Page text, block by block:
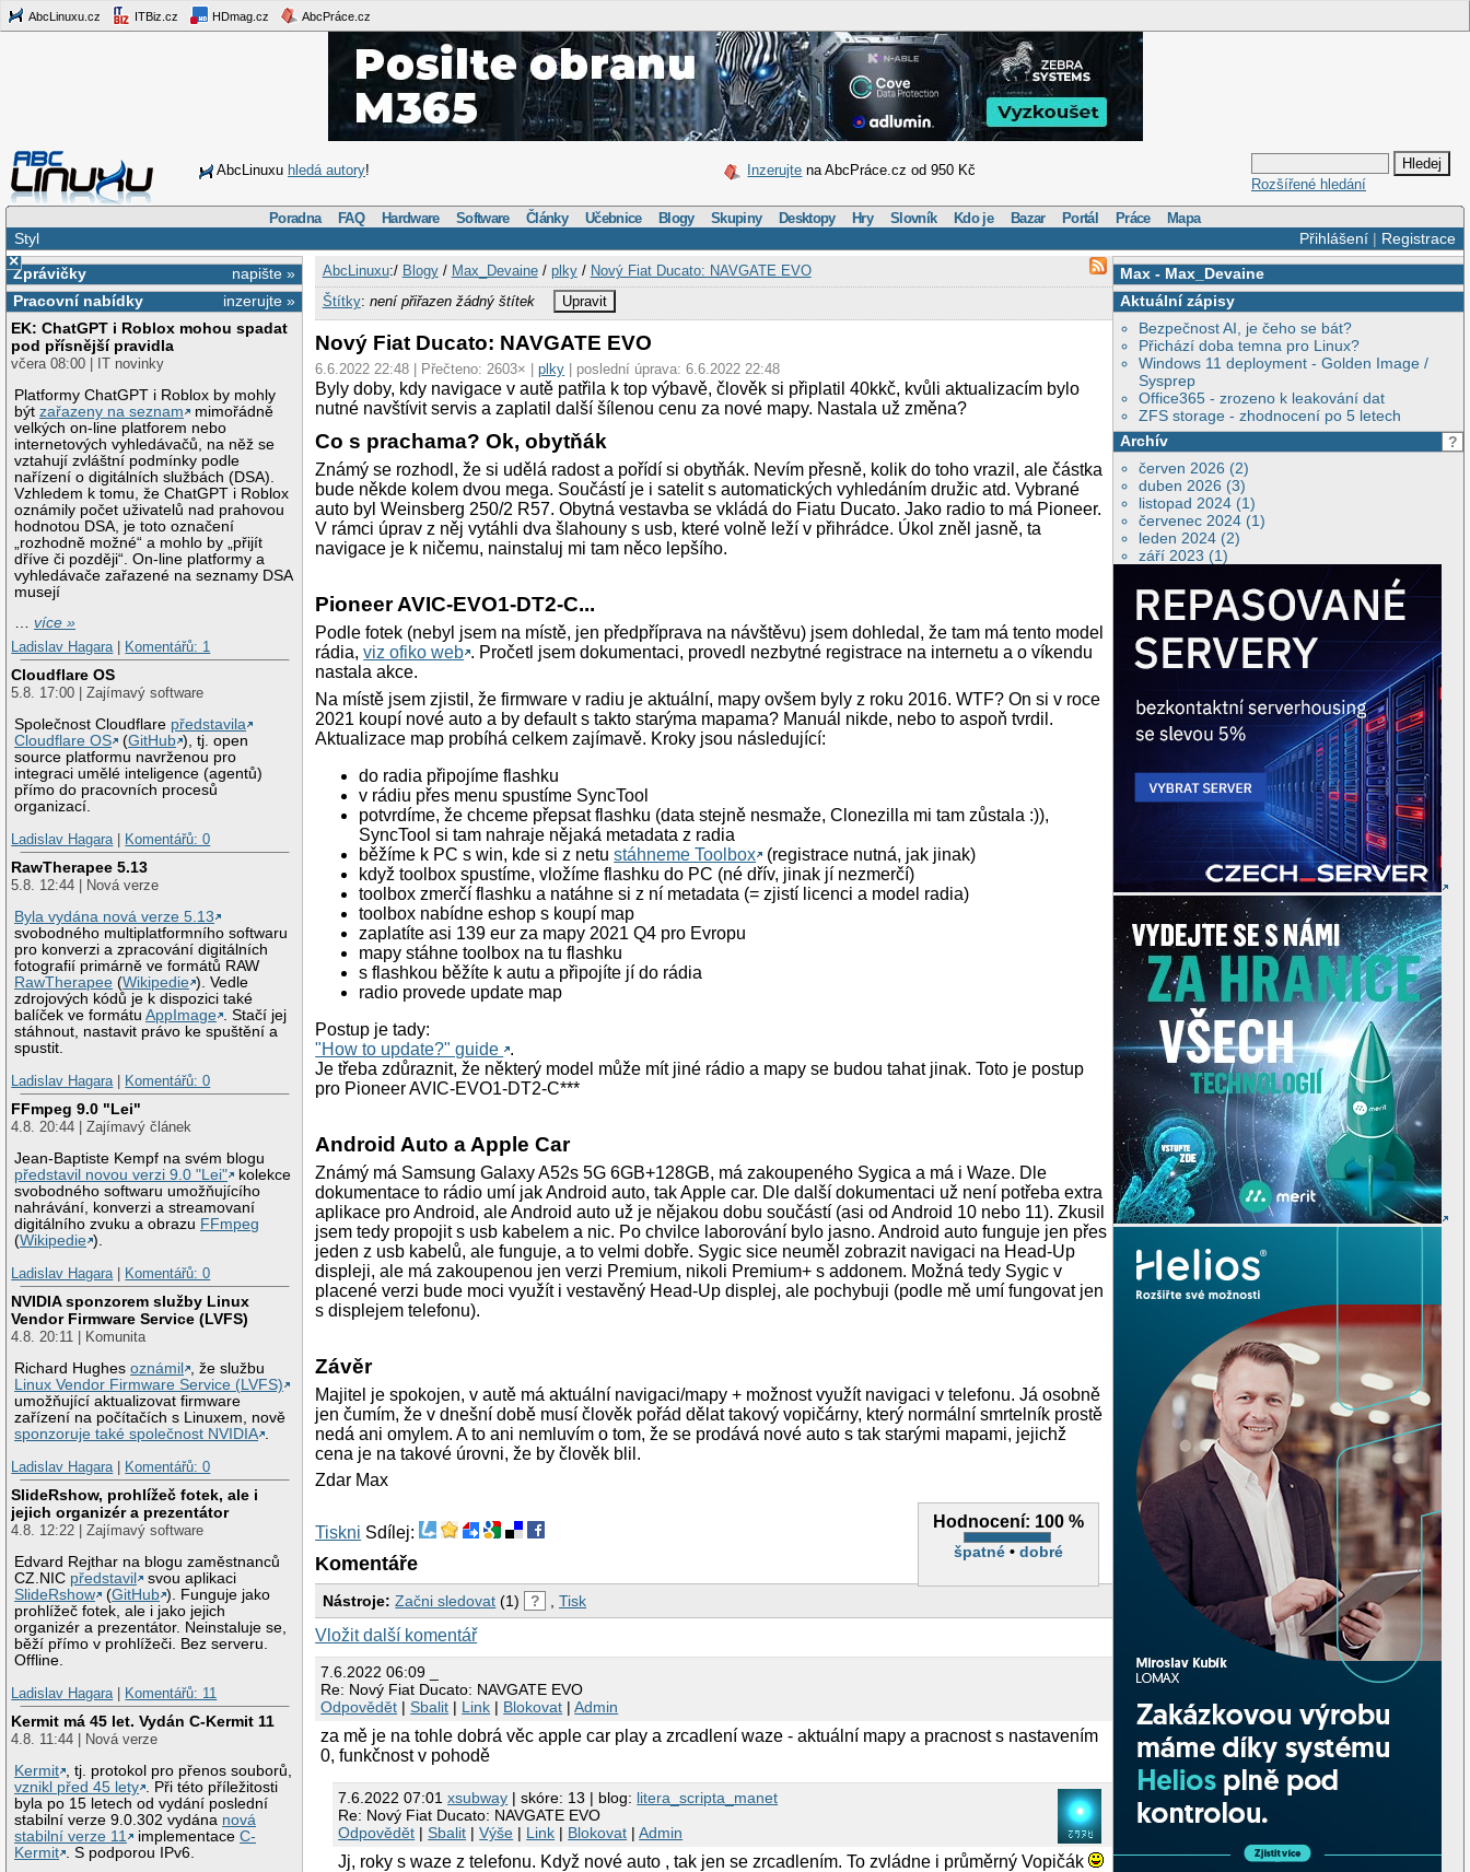
AbcLinuxu.cz ITBiz.cz HDmag.cz AbcPráce.cz
AbcLinuxu hledá autory! Inzerujte na AbcPráce.cz od 950 Kč
Rozšířené hledání
Poradna FAQ Hardware Software Články Učebnice Blogy Skupiny Desktopy Hry Slovník Kdo je Bazar Portál Práce Mapa
Přihlášení| Registrace
Styl
×
napište »
Zprávičky
inzerujte »
Pracovní nabídky
EK: ChatGPT i Roblox mohou spadat
pod přísnější pravidla
včera 08:00 | IT novinky
Platformy ChatGPT i Roblox by mohly
býtzařazeny na seznam
mimořádně
velkých on-line platforem nebo
internetových vyhledávačů, na něž se
vztahují zvláštní podmínky podle
nařízení o digitálních službách (DSA).
Vzhledem k tomu, že ChatGPT i Roblox
oznámily počet uživatelů nad prahovou
hodnotou DSA, je toto označení
„rozhodně možné“ a mohlo by „přijít
dříve či později“. On-line platformy a
vyhledávače zařazené na seznamy DSA
musejí
…více »
Ladislav Hagara
Komentářů: 1
Cloudflare OS
5.8. 17:00 | Zajímavý software
Společnost Cloudflare představila
Cloudflare OS
(GitHub ), tj. open
source platformu navrženou pro
integraci umělé inteligence (agentů)
přímo do pracovních procesů
organizací.
Ladislav Hagara
Komentářů: 0
RawTherapee 5.13
5.8. 12:44 | Nová verze
Byla vydána nová verze 5.13
svobodného multiplatformního softwaru
pro konverzi a zpracování digitálních
fotografií primárně ve formátů RAW
RawTherapee (Wikipedie ). Vedle
zdrojových kódů je k dispozici také
balíček ve formátuAppImage . Stačí jej
stáhnout, nastavit právo ke spuštění a
spustit.
Ladislav Hagara
Komentářů: 0
FFmpeg 9.0 "Lei"
4.8. 20:44 | Zajímavý článek
Jean-Baptiste Kempf na svém blogu
představil novou verzi 9.0 "Lei"
kolekce
svobodného softwaru umožňujícího
nahrávání, konverzi a streamovaní
digitálního zvuku a obrazu FFmpeg
(Wikipedie ).
Ladislav Hagara
Komentářů: 0
NVIDIA sponzorem služby Linux
Vendor Firmware Service (LVFS)
4.8. 20:11 | Komunita
Richard Hughesoznámil
, že službu
Linux Vendor Firmware Service (LVFS)
umožňující aktualizovat firmware
zařízení na počítačích s Linuxem, nově
sponzoruje také společnost NVIDIA .
Ladislav Hagara | Komentářů: 0
SlideRshow, prohlížeč fotek, ale i
jejich organizér a prezentátor
4.8. 12:22 | Zajímavý software
Edvard Rejthar na blogu zaměstnanců
CZ.NIC představil
svou aplikaci
SlideRshow
(GitHub ). Funguje jako
prohlížeč fotek, ale i jako jejich
organizér a prezentátor. Neinstaluje se,
běží přímo v prohlížeči. Bez serveru.
Offline.
Ladislav Hagara | Komentářů: 11
Kermit má 45 let. Vydán C-Kermit 11
4.8. 11:44 | Nová verze
Kermit , tj. protokol pro přenos souborů,
vznikl před 45 lety . Při této příležitosti
byla po 15 letech od vydání poslední
stabilní verze 9.0.302 vydána nová
stabilní verze 11
implementaceC-
Kermit . S podporou IPv6.
Max- Max_Devaine
Aktuální zápisy
Bezpečnost AI, je čeho se bát?
Přichází doba temna pro Linux?
Windows 11 deployment - Golden Image /
Sysprep
Office365 - zrozeno k leakování dat
ZFS storage - zhodnocení po 5 letech
?
Archív
červen 2026 (2)
duben 2026 (3)
listopad 2024 (1)
červenec 2024 (1)
leden 2024 (2)
září 2023 (1)
AbcLinuxu:/ Blogy/ Max_Devaine/ plky/ Nový Fiat Ducato: NAVGATE EVO
Štítky: není přiřazen žádný štítek Upravit
Nový Fiat Ducato: NAVGATE EVO
6.6.2022 22:48 | Přečteno: 2603× |plky | poslední úprava: 6.6.2022 22:48
Byly doby, kdy navigace v autě patřila k top výbavě, člověk si připlatil 40kkč, kvůli aktualizacím bylo
nutné navštívit servis a zaplatil další šílenou cenu za nové mapy. Nastala už změna?
Co s prachama? Ok, obytňák
Známý se rozhodl, že si udělá radost a pořídí si obytňák. Nevím přesně, kolik do toho vrazil, ale částka
bude někde kolem dvou mega. Součástí je i satelit s automatických vyhledáním družic atd. Vybrané
auto byl Weinsberg 250/2 R57. Obytná vestavba se vkládá do Fiatu Ducato. Jako radio to má Pioneer.
V rámci úprav z něj vytáhli dva šlahouny s usb, které volně leží v přihrádce. Úkol zněl jasně, ta
navigace je k ničemu, nainstaluj mi tam něco lepšího.
Pioneer AVIC-EVO1-DT2-C...
Podle fotek (nebyl jsem na místě, jen předpříprava na návštěvu) jsem dohledal, že tam má tento model
rádia,viz ofiko web . Pročetl jsem dokumentaci, provedl nezbytné registrace na internetu a o víkendu
nastala akce.
Na místě jsem zjistil, že firmware v radiu je aktuální, mapy ovšem byly z roku 2016. WTF? On si v roce
2021 koupí nové auto a by default s takto starýma mapama? Manuál nikde, nebo to aspoň tvrdil.
Aktualizace map probíhá celkem zajímavě. Kroky jsou následující:
do radia připojíme flashku
v rádiu přes menu spustíme SyncTool
potvrdíme, že chceme přepsat flashku (data stejně nesmaže, Clonezilla mi tam zůstala :)),
SyncTool si tam nahraje nějaká metadata z radia
běžíme k PC s win, kde si z netustáhneme Toolbox
(registrace nutná, jak jinak)
když toolbox spustíme, vložíme flashku do PC (né dřív, jinak jí nezmerčí)
toolbox zmerčí flashku a natáhne si z ní metadata (= zjistí licenci a model radia)
toolbox nabídne eshop s koupí map
zaplatíte asi 139 eur za mapy 2021 Q4 pro Evropu
mapy stáhne toolbox na tu flashku
s flashkou běžíte k autu a připojíte jí do rádia
radio provede update map
Postup je tady:
"How to update?" guide
.
Je třeba zdůraznit, že některý model může mít jiné rádio a mapy se budou tahat jinak. Toto je postup
pro Pioneer AVIC-EVO1-DT2-C***
Android Auto a Apple Car
Známý má Samsung Galaxy A52s 5G 6GB+128GB, má zakoupeného Sygica a má i Waze. Dle
dokumentace to rádio umí jak Android auto, tak Apple car. Dle další dokumentaci už není potřeba extra
aplikace pro Android, ale Android auto už je nějakou dobu součástí (asi od Android 10 nebo 11). Zkusil
jsem tedy propojit s usb kabelem a nic. Po chvilce laborování bylo jasno. Android auto funguje jen přes
jeden z usb kabelů, ale funguje, a to velmi dobře. Sygic sice neuměl zobrazit navigaci na Head-Up
displeji, ale má zakoupenou jen verzi Premium, nikoli Premium+ s addonem. Možná tedy Sygic v
placené verzi bude moci využít i vestavěný Head-Up displej, ale pochybuji (podle mě umí fungovat jen
s displejem telefonu).
Závěr
Majitel je spokojen, v autě má aktuální navigaci/mapy + možnost využít navigaci v telefonu. Já osobně
jen čumím, že v dnešní době musí člověk pořád dělat takový vopičárny, který normální smrtelník prostě
nedá ani omylem. A to ani nemluvím o tom, že se prodává nové auto s tak starými mapami, jejichž
cena je na takové úrovni, že by člověk blil.
Zdar Max
Hodnocení: 100 %
špatné •dobré
Tiskni Sdílej:
Komentáře
Nástroje: Začni sledovat (1) ? , Tisk
Vložit další komentář
7.6.2022 06:09 _
Re: Nový Fiat Ducato: NAVGATE EVO
Odpovědět |Sbalit | Link | Blokovat |Admin
za mě je na tohle dobrá věc apple car play a zrcadlení waze - aktuální mapy a pracnost s nastavením
0, funkčnost v pohodě
7.6.2022 07:01xsubway | skóre: 13 | blog: litera_scripta_manet
Re: Nový Fiat Ducato: NAVGATE EVO
Odpovědět |Sbalit |Výše | Link | Blokovat |Admin
Jj, roky s waze z telefonu. Když nové auto , tak jen se zrcadlením. To zvládne i průměrný Vopičák